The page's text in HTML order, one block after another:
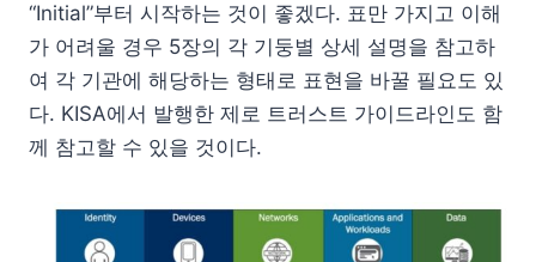
“Initial”부터 시작하는 것이 좋겠다. 표만 가지고 이해
가 어려울 경우 5장의 각 기둥별 상세 설명을 참고하
여 각 기관에 해당하는 형태로 표현을 바꿀 필요도 있
다. KISA에서 발행한 제로 트러스트 가이드라인도 함
께 참고할 수 있을 것이다.